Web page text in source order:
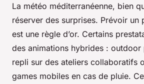
La météo méditerranéenne, bien
réserver des surprises. Prévoir un
est une règle d’or. Certains
des animations hybrides : outdoor
repli sur des ateliers collaboratifs
games mobiles en cas de pluie.